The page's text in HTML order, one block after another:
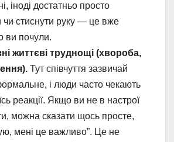
іноді достатньо просто
чи стиснути руку — це вже
ви почули.
життєві труднощі (хвороба,
Тут співчуття зазвичай
і люди часто чекають
реакції. Якщо ви не в настрої
можна сказати щось просте,
мені це важливо”. Це не